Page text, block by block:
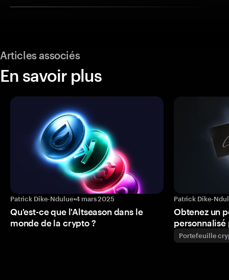
Articles associés
En savoir plus
Patrick Dike-Ndulue•4 mars 2025
Qu'est-ce que l'Altseason dans le
monde de la crypto ?
Patrick Dike-
Obtenez un
personnalisé
Portefeuille